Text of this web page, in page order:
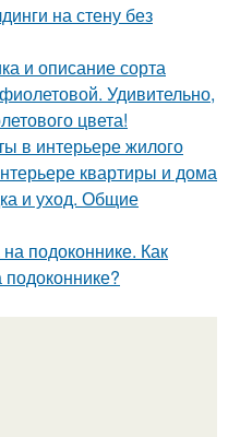
на стену без
и описание сорта
Удивительно,
цвета!
в интерьере жилого
квартиры и дома
и уход. Общие
подоконнике. Как